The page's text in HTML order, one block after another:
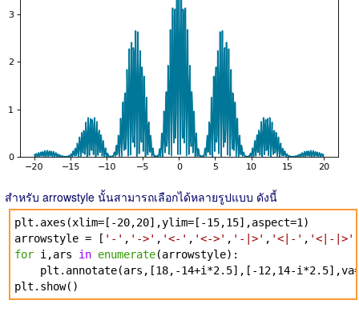
สำหรับ arrowstyle นั้นสามารถเลือกได้หลายรูปแบบ ดังนี้
plt.axes(xlim=[-20,20],ylim=[-15,15],aspect=1)
arrowstyle = [ '-' , '->' , '<-' , '<->' , '-|>' , '<|-' , '<|-|>'
for i,ars in enumerate(arrowstyle):
plt.annotate(ars,[18,-14+i*2.5],[-12,14-
plt.show()